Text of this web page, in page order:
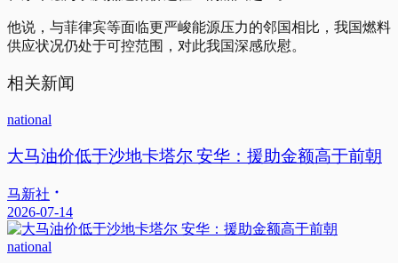
他说，与菲律宾等面临更严峻能源压力的邻国相比，我国燃料
供应状况仍处于可控范围，对此我国深感欣慰。
相关新闻
national
大马油价低于沙地卡塔尔 安华：援助金额高于前朝
马新社
2026-07-14
national